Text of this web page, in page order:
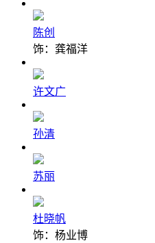
陈创
饰：龚福洋
许文广
孙清
苏丽
杜晓帆
饰：杨业博